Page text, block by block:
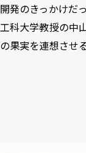
開発のきっかけだ
工科大学教授の中
の果実を連想させ